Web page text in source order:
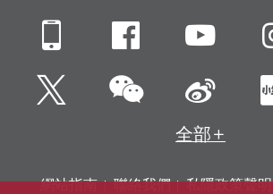
Mobile Facebook
Twitter微信 新浪
全部
網站指南 聯絡我們 私隱政策聲明